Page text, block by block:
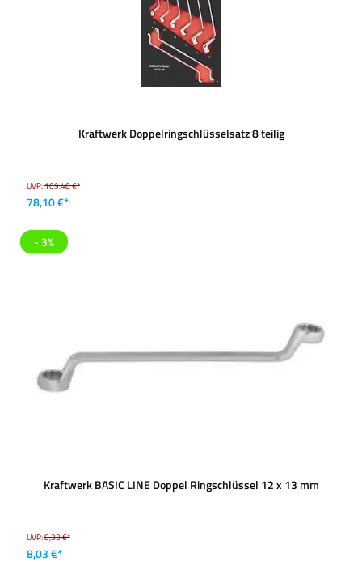
Kraftwerk Doppelringschlüsselsatz 8 teilig
UVP:109,48 €*
78,10 €*
- 3%
Kraftwerk BASIC LINE Doppel Ringschlüssel 12 x 13 mm
UVP:8,33 €*
8,03 €*